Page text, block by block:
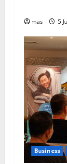
mas 5
Business